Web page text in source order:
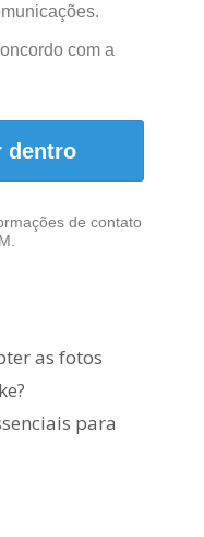
com a
dentro
de contato
as fotos
para